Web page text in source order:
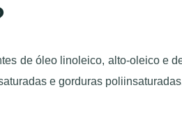
de óleo linoleico, alto-oleico e
e gorduras